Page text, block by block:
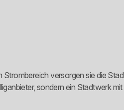
versorgen sie die
sondern ein Stadtwerk